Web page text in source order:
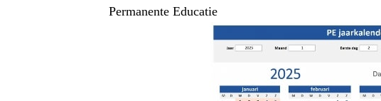
Permanente Educatie